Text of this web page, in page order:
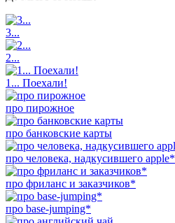
3...
2...
1... Поехали!
про пирожное
про банковские карты
про человека, надкусившего apple*
про фриланс и заказчиков*
про base-jumping*